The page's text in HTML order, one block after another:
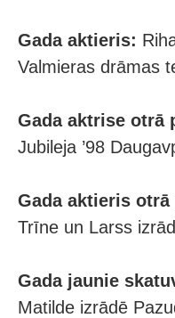
Gada aktieris:
Valmieras drāmas
Gada aktrise otrā
Jubileja ’98
Gada aktieris otrā
Trīne un Larss
Gada jaunie
Matilde izrādē